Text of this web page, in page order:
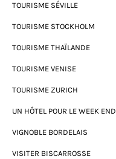
TOURISME SÉVILLE
TOURISME STOCKHOLM
TOURISME THAÏLANDE
TOURISME VENISE
TOURISME ZURICH
UN HÔTEL POUR LE WEEK END
VIGNOBLE BORDELAIS
VISITER BISCARROSSE